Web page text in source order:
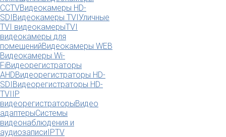
CCTVВидеокамеры HD-
SDIВидеокамеры TVIУличные
TVI видеокамерыTVI
видеокамеры для
помещенийВидеокамеры WEB
Видеокамеры Wi-
FiВидеорегистраторы
AHDВидеорегистраторы HD-
SDIВидеорегистраторы HD-
TVI IP
видеорегистраторыВидео
адаптерыСистемы
видеонаблюдения и
аудиозаписиIPTV